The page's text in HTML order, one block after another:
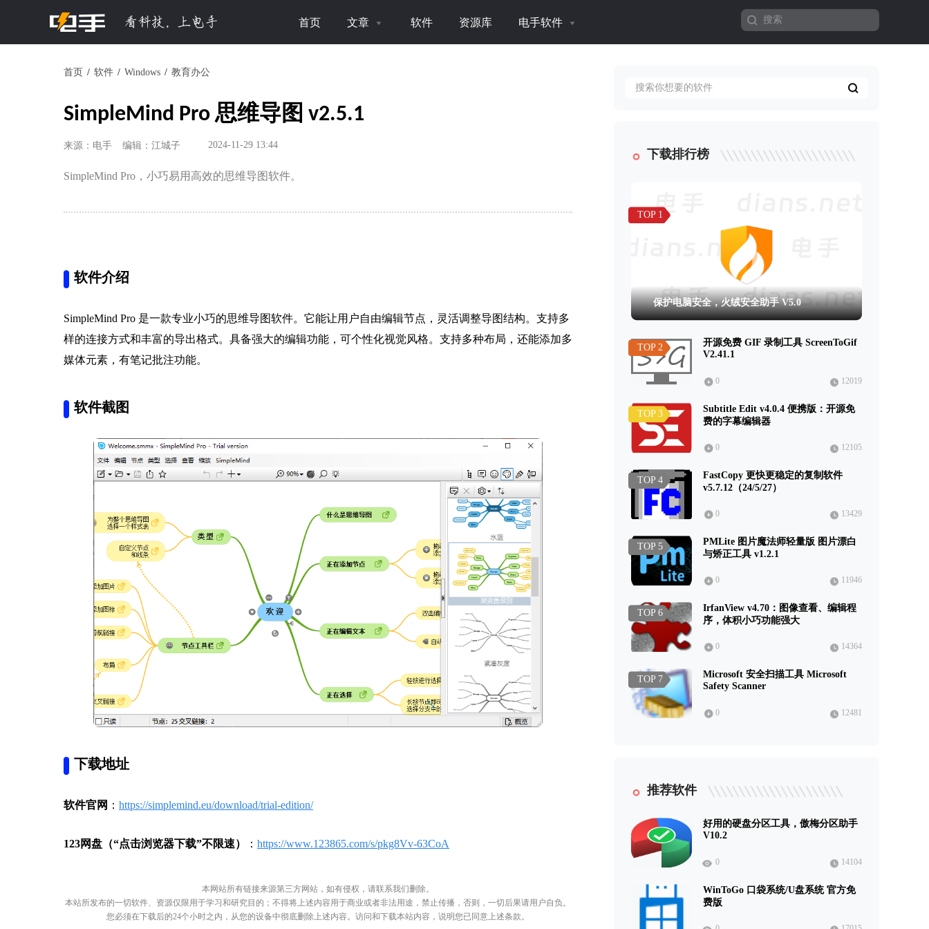
首页 文章 软件 资源库 电手软件
首页 软件 Windows 教育办公
SimpleMind Pro 思维导图 v2.5.1
来源：电手 编辑：江城子 2024-11-29 13:44
SimpleMind Pro，小巧易用高效的思维导图软件。
软件介绍
SimpleMind Pro 是一款专业小巧的思维导图软件。它能让用户自由编辑节点，灵活调整导图结构。支持多
样的连接方式和丰富的导出格式。具备强大的编辑功能，可个性化视觉风格。支持多种布局，还能添加多
媒体元素，有笔记批注功能。
软件截图
下载地址
软件官网 ： https://simplemind.eu/download/trial-edition/
123网盘（“点击浏览器下载”不限速） ： https://www.123865.com/s/pkg8Vv-63CoA
本网站所有链接来源第三方网站，如有侵权，请联系我们删除。
本站所发布的一切软件、资源仅限用于学习和研究目的；不得将上述内容用于商业或者非法用途，禁止传播，否则，一切后果请用户自负。
您必须在下载后的24个小时之内，从您的设备中彻底删除上述内容。访问和下载本站内容，说明您已同意上述条款。
下载排行榜
TOP 1
保护电脑安全，火绒安全助手 V5.0
TOP 2
开源免费 GIF 录制工具 ScreenToGif
V2.41.1
0 12019
TOP 3
Subtitle Edit v4.0.4 便携版：开源免
费的字幕编辑器
0 12105
TOP 4
FastCopy 更快更稳定的复制软件
v5.7.12（24/5/27）
0 13429
TOP 5
PMLite 图片魔法师轻量版 图片漂白
与矫正工具 v1.2.1
0 11946
TOP 6
IrfanView v4.70：图像查看、编辑程
序，体积小巧功能强大
0 14364
TOP 7
Microsoft 安全扫描工具 Microsoft
Safety Scanner
0 12481
推荐软件
好用的硬盘分区工具，傲梅分区助手
V10.2
0 14104
WinToGo 口袋系统/U盘系统 官方免
费版